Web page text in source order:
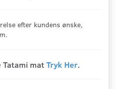
efter kundens ønske,
Tatami matTryk Her.